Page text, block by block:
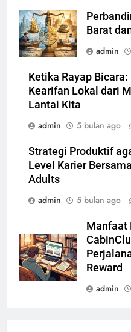
Barat
admin
Ketika Rayap
Kearifan Lokal dari
Lantai Kita
admin
5 bulan ago
Strategi Produktif
Level Karier
Adults
admin
5 bulan ago
Manfaat
Reward
admin